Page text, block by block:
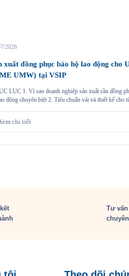
2026
xuất đồng phục bảo hộ lao động cho
UMW) tại VSIP
LỤC 1. Vì sao doanh nghiệp sản xuất cần đồng
động chuyên biệt 2. Tiêu chuẩn vải và thiết kế cho
tại VSIP 4. Quy trình đặt đồng phục bảo hộ lao
chi tiết
Tư vấn